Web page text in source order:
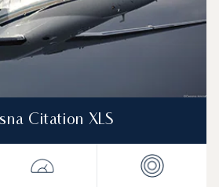
Citation XLS